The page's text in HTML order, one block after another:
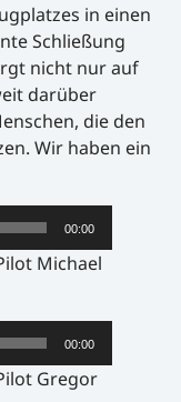
in einen
Schließung
nicht nur auf
darüber
die den
Wir haben ein
00:00
Michael
00:00
Gregor